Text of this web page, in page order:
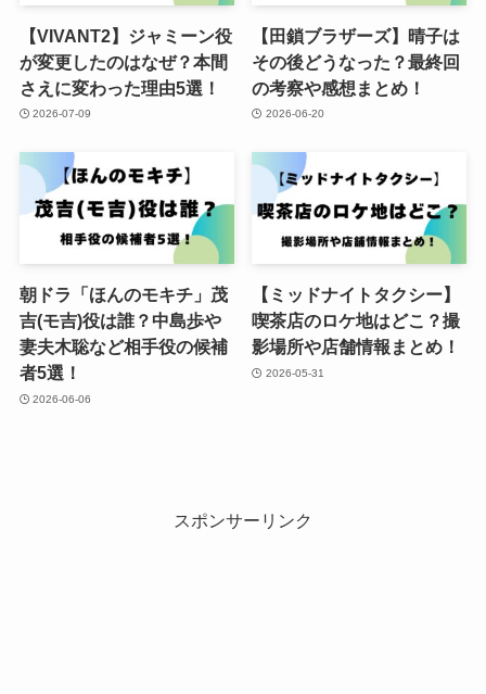
【VIVANT2】ジャミーン役
が変更したのはなぜ？本間
さえに変わった理由5選！
2026-07-09
【田鎖ブラザーズ】晴子は
その後どうなった？最終回
の考察や感想まとめ！
2026-06-20
朝ドラ「ほんのモキチ」茂
吉(モ吉)役は誰？中島歩や
妻夫木聡など相手役の候補
者5選！
2026-06-06
【ミッドナイトタクシー】
喫茶店のロケ地はどこ？撮
影場所や店舗情報まとめ！
2026-05-31
スポンサーリンク